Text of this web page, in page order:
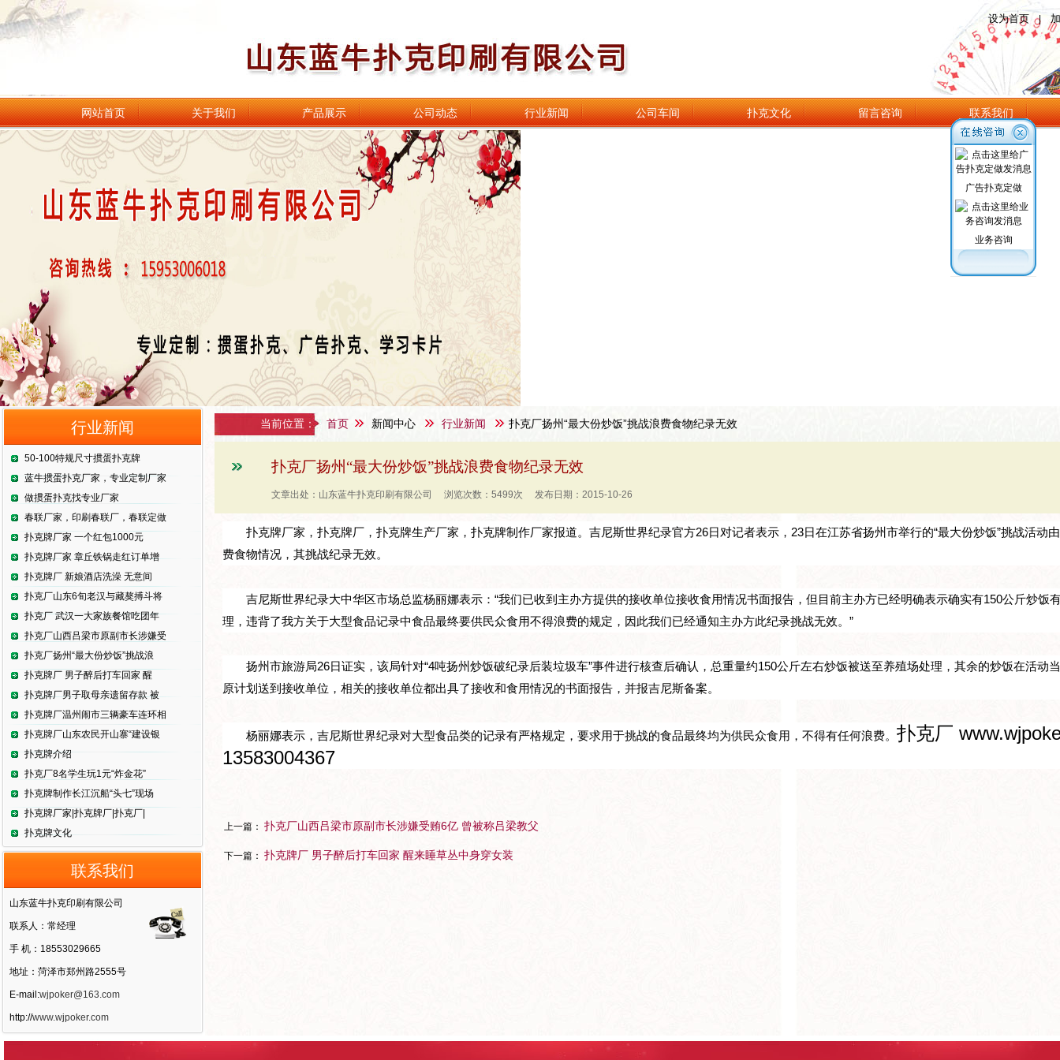
设为首页 |
网站首页 关于我们 产品展示 公司动态 行业新闻 公司车间 扑克文化 留言咨询 联系我们
行业新闻
50-100特规尺寸掼蛋扑克牌
蓝牛掼蛋扑克厂家，专业定制厂家
做掼蛋扑克找专业厂家
春联厂家，印刷春联厂，春联定做
扑克牌厂家 一个红包1000元
扑克牌厂家 章丘铁锅走红订单增
扑克牌厂 新娘酒店洗澡 无意间
扑克厂山东6旬老汉与藏獒搏斗将
扑克厂 武汉一大家族餐馆吃团年
扑克厂山西吕梁市原副市长涉嫌受
扑克厂扬州“最大份炒饭”挑战浪
扑克牌厂 男子醉后打车回家 醒
扑克牌厂男子取母亲遗留存款 被
扑克牌厂温州闹市三辆豪车连环相
扑克牌厂山东农民开山寨“建设银
扑克牌介绍
扑克厂8名学生玩1元“炸金花”
扑克牌制作长江沉船“头七”现场
扑克牌厂家|扑克牌厂|扑克厂|
扑克牌文化
联系我们
山东蓝牛扑克印刷有限公司
联系人：常经理
手 机：18553029665
地址：菏泽市郑州路2555号
E-mail:wjpoker@163.com
http://www.wjpoker.com
当前位置： 首页 新闻中心 行业新闻 扑克厂扬州“最大份炒饭”挑战浪费食物纪录无效
扑克厂扬州“最大份炒饭”挑战浪费食物纪录无效
文章出处：山东蓝牛扑克印刷有限公司 浏览次数：5499次 发布日期：2015-10-26
扑克牌厂家，扑克牌厂，扑克牌生产厂家，扑克牌制作厂家报道。吉尼斯世界纪录官方26日对记者表示，23日在江苏省扬州市举行的“最大份炒饭”挑战活动
费食物情况，其挑战纪录无效。
吉尼斯世界纪录大中华区市场总监杨丽娜表示：“我们已收到主办方提供的接收单位接收食用情况书面报告，但目前主办方已经明确表示确实有150公斤炒饭
理，违背了我方关于大型食品记录中食品最终要供民众食用不得浪费的规定，因此我们已经通知主办方此纪录挑战无效。”
扬州市旅游局26日证实，该局针对“4吨扬州炒饭破纪录后装垃圾车”事件进行核查后确认，总重量约150公斤左右炒饭被送至养殖场处理，其余的炒饭在活动
原计划送到接收单位，相关的接收单位都出具了接收和食用情况的书面报告，并报吉尼斯备案。
杨丽娜表示，吉尼斯世界纪录对大型食品类的记录有严格规定，要求用于挑战的食品最终均为供民众食用，不得有任何浪费。 扑克厂
13583004367
上一篇： 扑克厂山西吕梁市原副市长涉嫌受贿6亿 曾被称吕梁教父
下一篇： 扑克牌厂 男子醉后打车回家 醒来睡草丛中身穿女装
广告扑克定做
业务咨询